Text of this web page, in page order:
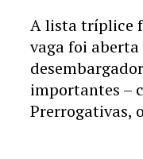
A lista tríplice
vaga foi
importantes –
Prerrogativas,